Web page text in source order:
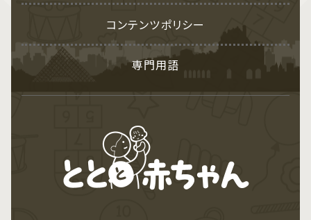
コンテンツポリシー
専門用語